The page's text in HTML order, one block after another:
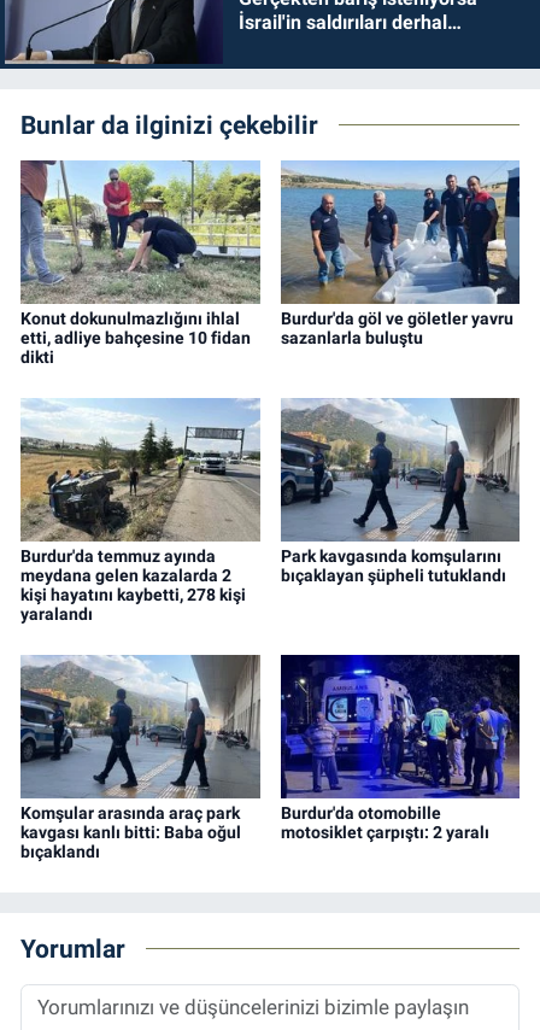
İsrail'in saldırıları derhal
Bunlar da ilginizi çekebilir
Konut dokunulmazlığını ihlal
etti, adliye bahçesine 10 fidan
dikti
Burdur'da göl ve göletler yavru
sazanlarla buluştu
Burdur'da temmuz ayında
meydana gelen kazalarda 2
kişi hayatını kaybetti, 278 kişi
yaralandı
Park kavgasında komşularını
bıçaklayan şüpheli tutuklandı
Komşular arasında araç park
kavgası kanlı bitti: Baba oğul
bıçaklandı
Burdur'da otomobille
motosiklet çarpıştı: 2 yaralı
Yorumlar